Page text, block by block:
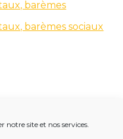
notre site et nos services.
barèmes
barèmes sociaux